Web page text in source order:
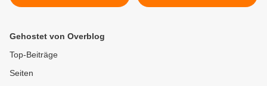
B27 zwischen
befahrbar - Drei Wochen
früher als geplant
Pfarrfest der katholischen
Gehostet von Overblog
Top-Beiträge
Seiten